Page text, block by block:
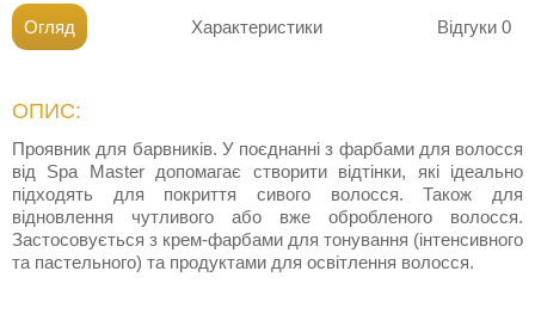
Огляд Характеристики Відгуки 0
ОПИС:
Проявник для барвників. У поєднанні з фарбами для волосся
від Spa Master допомагає створити відтінки, які ідеально
підходять для покриття сивого волосся. Також для
відновлення чутливого або вже обробленого волосся.
Застосовується з крем-фарбами для тонування (інтенсивного
та пастельного) та продуктами для освітлення волосся.